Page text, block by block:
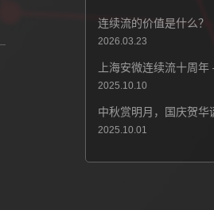
连续流的价值是什么？
2026.03.23
2025.10.10